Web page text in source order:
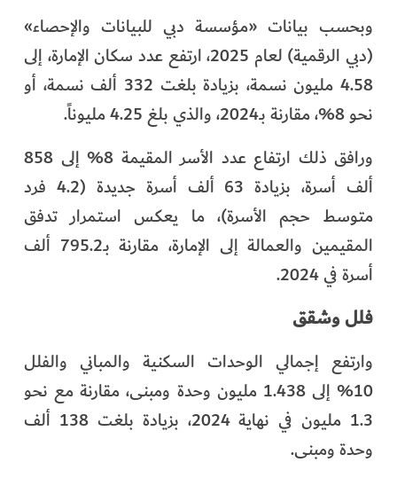
وبحسب بيانات «مؤسسة دبي للبيانات والإحصاء»
(دبي الرقمية) لعام 2025، ارتفع عدد سكان الإمارة، إلى
4.58 مليون نسمة، بزيادة بلغت 332 ألف نسمة، أو
نحو 8%، مقارنة بـ2024، والذي بلغ 4.25 مليوناً.
ورافق ذلك ارتفاع عدد الأسر المقيمة 8% إلى 858
ألف أسرة، بزيادة 63 ألف أسرة جديدة (4.2 فرد
متوسط حجم الأسرة)، ما يعكس استمرار تدفق
المقيمين والعمالة إلى الإمارة، مقارنة بـ795.2 ألف
أسرة في 2024.
فلل وشقق
وارتفع إجمالي الوحدات السكنية والمباني والفلل
10% إلى 1.438 مليون وحدة ومبنى، مقارنة مع نحو
1.3 مليون في نهاية 2024، بزيادة بلغت 138 ألف
وحدة ومبنى.